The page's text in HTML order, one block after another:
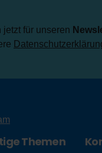
für unseren
Themen